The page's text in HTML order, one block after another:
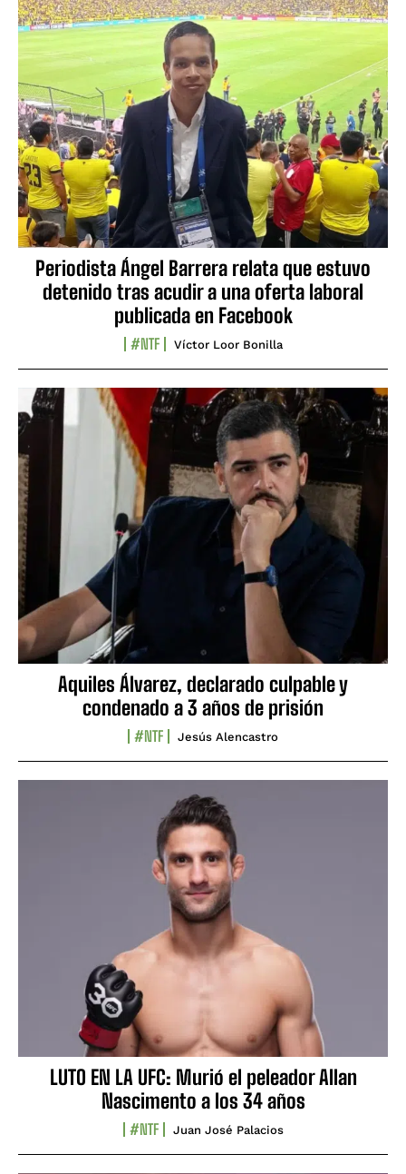
Periodista Ángel Barrera relata que estuvo
detenido tras acudir a una oferta laboral
publicada en Facebook
#NTF Víctor Loor Bonilla
Aquiles Álvarez, declarado culpable y
condenado a 3 años de prisión
#NTF Jesús Alencastro
LUTO EN LA UFC: Murió el peleador Allan
Nascimento a los 34 años
#NTF Juan José Palacios